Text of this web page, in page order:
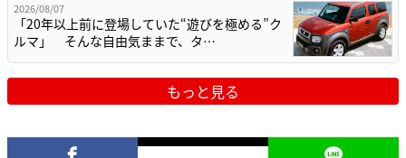
2026/08/07
「20年以上前に登場していた“遊びを極める”ク
ルマ」 そんな自由気ままで、タ…
もっと見る